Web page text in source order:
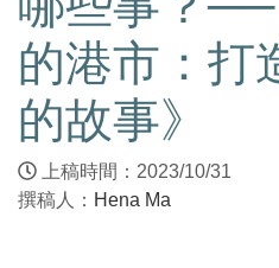
的港市：打
的故事》
上稿時間：2023/10/31
撰稿人： Hena Ma